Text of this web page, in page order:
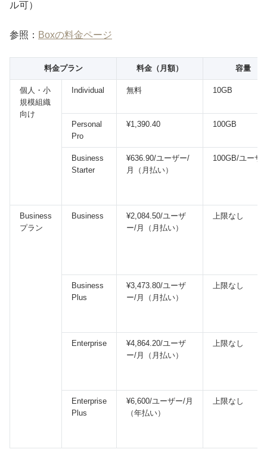
ル可）
参照： Boxの料金ページ
料金プラン 料金（月額） 容量
個人・小
規模組織
向け
Individual 無料 10GB
Personal
Pro
¥1,390.40 100GB
Business
Starter
¥636.90/ユーザー/
月（月払い）
100GB/ユーザ
Business
プラン
Business
¥2,084.50/ユーザ
ー/月（月払い）
上限なし
Business
Plus
¥3,473.80/ユーザ
ー/月（月払い）
上限なし
Enterprise
¥4,864.20/ユーザ
ー/月（月払い）
上限なし
Enterprise
Plus
¥6,600/ユーザー/月
（年払い）
上限なし